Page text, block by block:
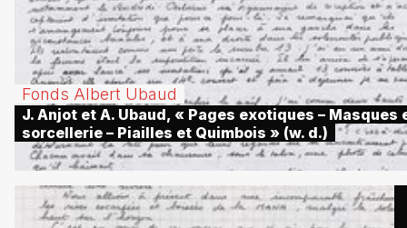
Fonds Albert Ubaud
J. Anjot et A. Ubaud, « Pages exotiques – Masques
sorcellerie – Piailles et Quimbois » (w. d.)